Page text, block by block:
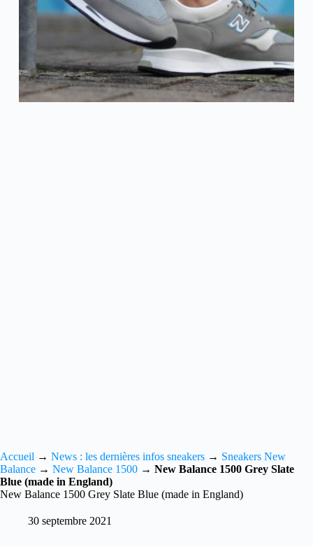
Accueil → News : les dernières infos sneakers → Sneakers New
Balance → New Balance 1500 → New Balance 1500 Grey Slate
Blue (made in England)
New Balance 1500 Grey Slate Blue (made in England)
30 septembre 2021